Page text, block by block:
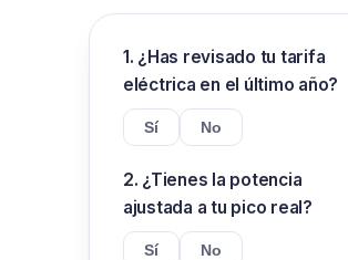
1. ¿Has revisado tu tarifa
eléctrica en el último año?
Sí No
2. ¿Tienes la potencia
ajustada a tu pico real?
Sí No